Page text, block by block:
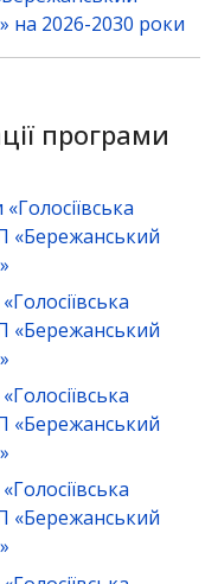
на 2026-2030 роки
програми
«Бережанський
«Бережанський
«Бережанський
«Бережанський